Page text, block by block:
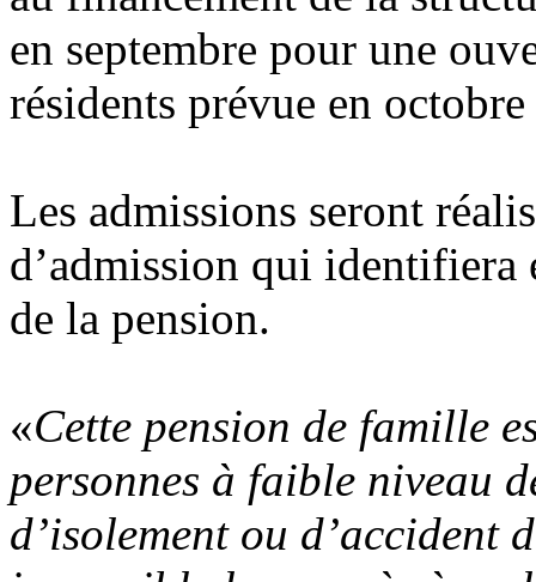
en septembre pour une
résidents prévue en
Les admissions seront
d’admission qui identifiera
de la pension.
«Cette pension de famille
personnes à faible niveau
d’isolement ou